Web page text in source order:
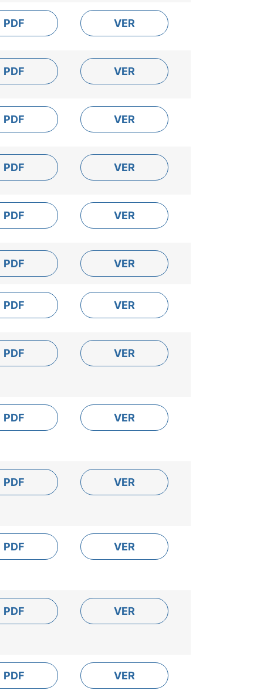
PDF VER
PDF VER
PDF VER
PDF VER
PDF VER
PDF VER
PDF VER
PDF VER
PDF VER
PDF VER
PDF VER
PDF VER
PDF VER